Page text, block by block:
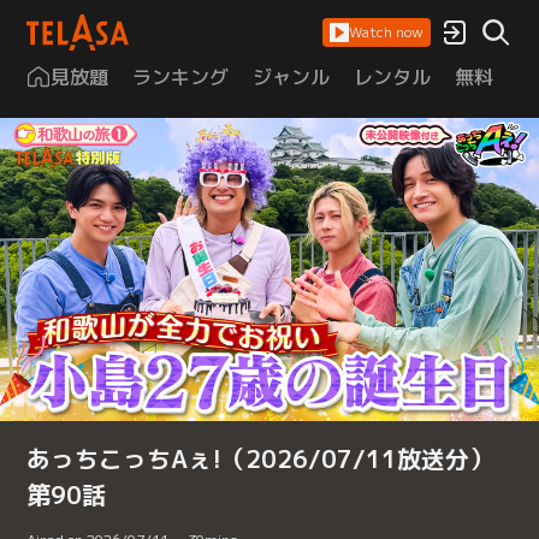
Watch now
見放題 ランキング ジャンル レンタル 無料
あっちこっちAぇ!（2026/07/11放送分）
第90話